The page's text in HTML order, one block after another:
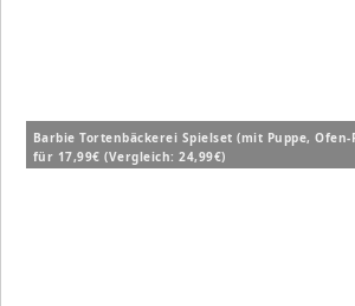
Barbie Tortenbäckerei Spielset (mit Puppe,
für 17,99€ (Vergleich: 24,99€)